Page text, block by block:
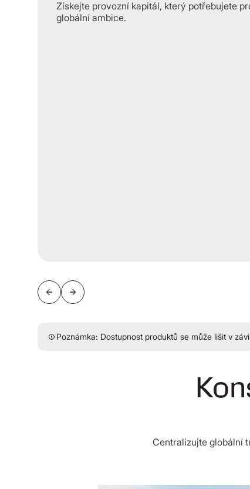
Získejte provozní kapitál, který potřebujete
globální ambice.
Poznámka: Dostupnost produktů se může lišit v
Centralizujte globální